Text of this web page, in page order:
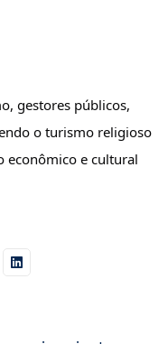
gestores públicos,
o turismo religioso
econômico e cultural